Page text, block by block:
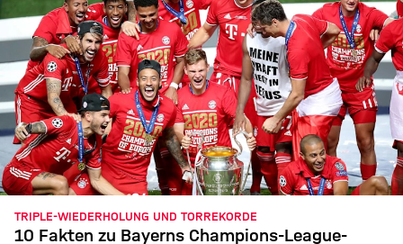
TRIPLE-WIEDERHOLUNG UND TORREKORDE
10 Fakten zu Bayerns Champions-League-